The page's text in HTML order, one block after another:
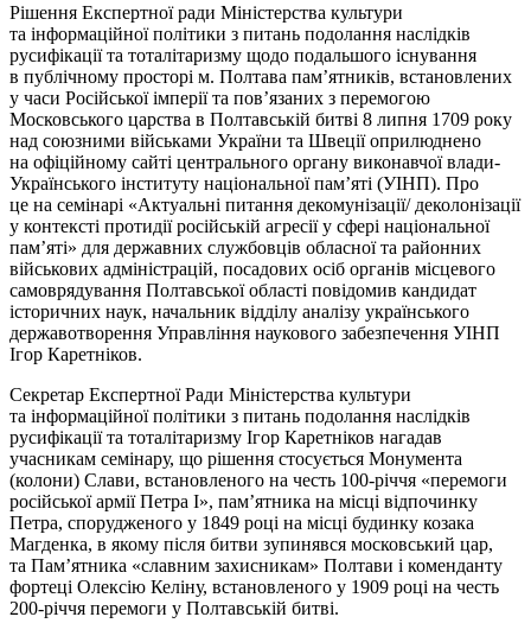
Рішення Експертної ради Міністерства культури
та інформаційної політики з питань подолання наслідків
русифікації та тоталітаризму щодо подальшого існування
в публічному просторі м. Полтава пам’ятників, встановлених
у часи Російської імперії та пов’язаних з перемогою
Московського царства в Полтавській битві 8 липня 1709 року
над союзними військами України та Швеції оприлюднено
на офіційному сайті центрального органу виконавчої влади-
Українського інституту національної пам’яті (УІНП). Про
це на семінарі «Актуальні питання декомунізації/ деколонізації
у контексті протидії російській агресії у сфері національної
пам’яті» для державних службовців обласної та районних
військових адміністрацій, посадових осіб органів місцевого
самоврядування Полтавської області повідомив кандидат
історичних наук, начальник відділу аналізу українського
державотворення Управління наукового забезпечення УІНП
Ігор Каретніков.
Секретар Експертної Ради Міністерства культури
та інформаційної політики з питань подолання наслідків
русифікації та тоталітаризму Ігор Каретніков нагадав
учасникам семінару, що рішення стосується Монумента
(колони) Слави, встановленого на честь 100-річчя «перемоги
російської армії Петра I», пам’ятника на місці відпочинку
Петра, спорудженого у 1849 році на місці будинку козака
Магденка, в якому після битви зупинявся московський цар,
та Пам’ятника «славним захисникам» Полтави і коменданту
фортеці Олексію Келіну, встановленого у 1909 році на честь
200-річчя перемоги у Полтавській битві.